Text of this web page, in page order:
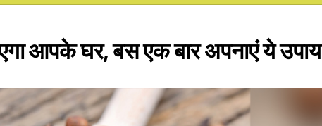
आपके घर, बस एक बार अपनाएं ये उपाय